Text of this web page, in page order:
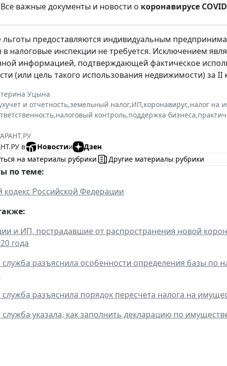
Все важные документы и новости о коронавирусе
льготы предоставляются индивидуальным
налоговые инспекции не требуется. Исключением
информацией, подтверждающей фактическое
(или цель такого использования недвижимости) за II
Уцына
и отчетность,земельный налог,ИП,коронавирус,налог на
,налоговый контроль,поддержка бизнеса,
в
Новостии
Дзен
на материалы рубрики
Другие материалы рубрики
по теме:
кодекс Российской Федерации
и ИП, пострадавшие от распространения новой
года
служба разъяснила особенности определения базы по
служба разъяснила порядок пересчета налога на
служба указала, как заполнить декларацию по